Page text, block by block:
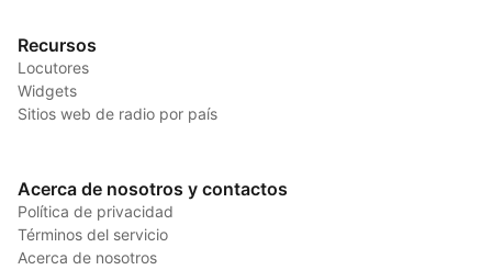
Recursos
Locutores
Widgets
Sitios web de radio por país
Acerca de nosotros y contactos
Política de privacidad
Términos del servicio
Acerca de nosotros